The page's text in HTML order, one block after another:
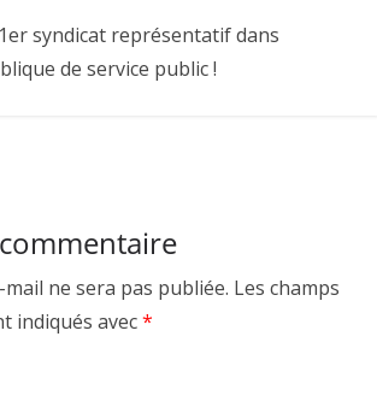
syndicat représentatif dans
de service public !
ne sera pas publiée. Les champs
indiqués avec*